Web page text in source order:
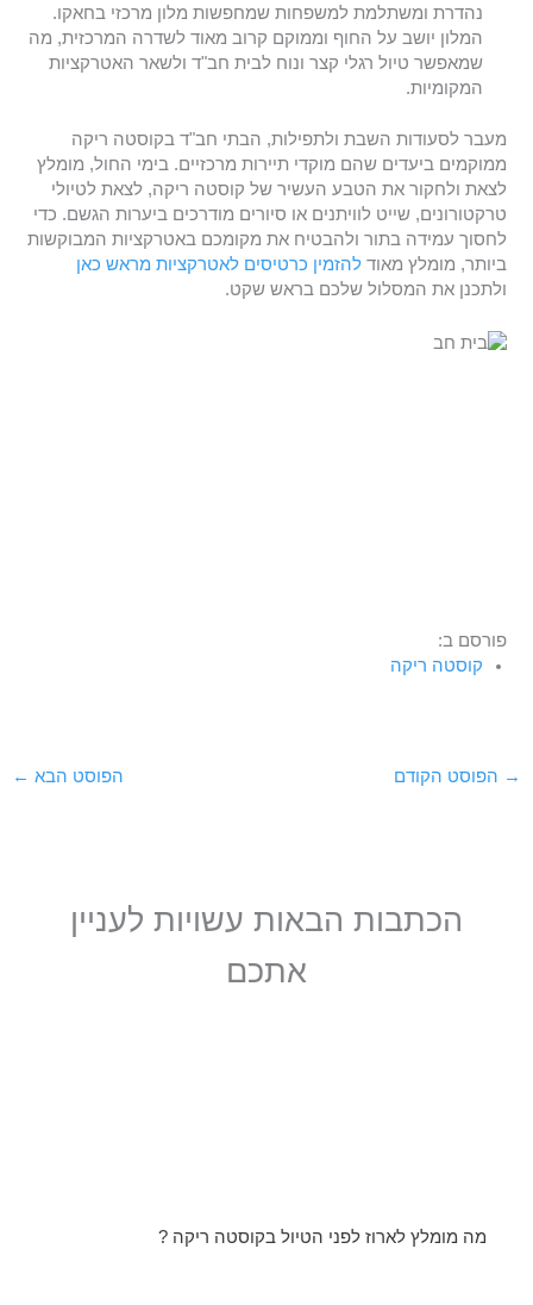
נהדרת ומשתלמת למשפחות שמחפשות מלון מרכזי בחאקו.
המלון יושב על החוף וממוקם קרוב מאוד לשדרה המרכזית, מה
שמאפשר טיול רגלי קצר ונוח לבית חב"ד ולשאר האטרקציות
המקומיות.
מעבר לסעודות השבת ולתפילות, הבתי חב"ד בקוסטה ריקה
ממוקמים ביעדים שהם מוקדי תיירות מרכזיים. בימי החול, מומלץ
לצאת ולחקור את הטבע העשיר של קוסטה ריקה, לצאת לטיולי
טרקטורונים, שייט לוויתנים או סיורים מודרכים ביערות הגשם. כדי
לחסוך עמידה בתור ולהבטיח את מקומכם באטרקציות המבוקשות
ביותר, מומלץ מאודלהזמין כרטיסים לאטרקציות מראש כאן
ולתכנן את המסלול שלכם בראש שקט.
פורסם ב:
קוסטה ריקה
→ הפוסט הקודם הפוסט הבא ←
הכתבות הבאות עשויות לעניין
אתכם
מה מומלץ לארוז לפני הטיול בקוסטה ריקה ?